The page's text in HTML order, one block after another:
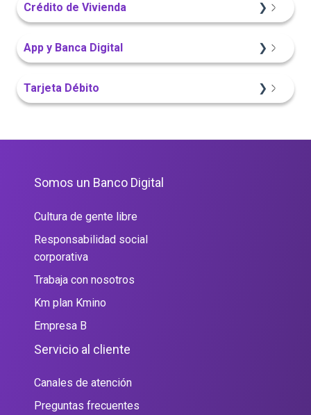
Crédito de Vivienda
App y Banca Digital
Tarjeta Débito
Somos un Banco Digital
Cultura de gente libre
Responsabilidad social
corporativa
Trabaja con nosotros
Km plan Kmino
Empresa B
Servicio al cliente
Canales de atención
Preguntas frecuentes